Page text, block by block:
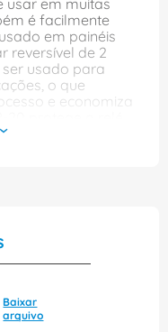
usar em muitas
é facilmente
em painéis
reversível de 2
usado para
o que
e economiza
o que é uma
O Relé Tempo
ampla faixa de
sua frequência é
o que melhora a
é primordial
Baixar
arquivo